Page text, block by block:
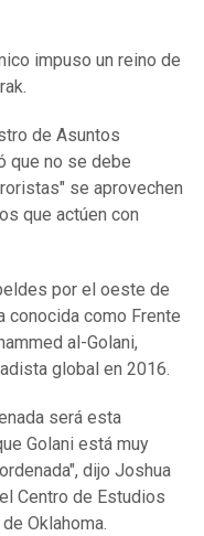
impuso un reino de
de Asuntos
que no se debe
se aprovechen
que actúen con
por el oeste de
conocida como Frente
al-Golani,
global en 2016.
será esta
Golani está muy
dijo Joshua
Centro de Estudios
Oklahoma.